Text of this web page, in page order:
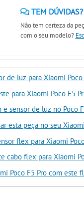
TEM
Não tem certeza da
com o seu modelo?
de luz para Xiaomi Poco
para Xiaomi Poco F5
sensor de luz no Poco
esta peça no seu
flex para Xiaomi
cabo flex para Xiaomi
Poco F5 Pro com este